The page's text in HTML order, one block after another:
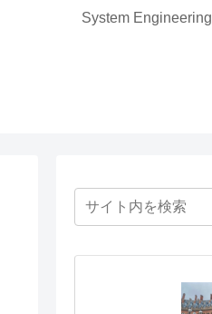
System Engineering